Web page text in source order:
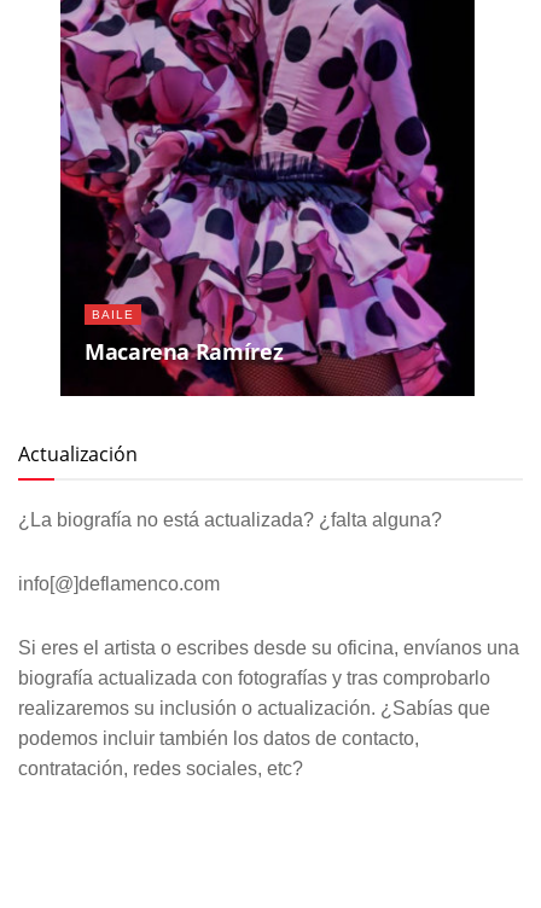
BAILE
Macarena Ramírez
Actualización
¿La biografía no está actualizada? ¿falta alguna?
info[@]deflamenco.com
Si eres el artista o escribes desde su oficina, envíanos una
biografía actualizada con fotografías y tras comprobarlo
realizaremos su inclusión o actualización. ¿Sabías que
podemos incluir también los datos de contacto,
contratación, redes sociales, etc?